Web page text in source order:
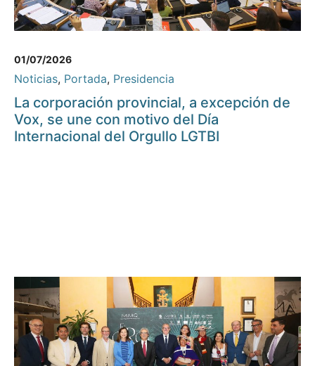
01/07/2026
Noticias, Portada, Presidencia
La corporación provincial, a excepción de
Vox, se une con motivo del Día
Internacional del Orgullo LGTBI